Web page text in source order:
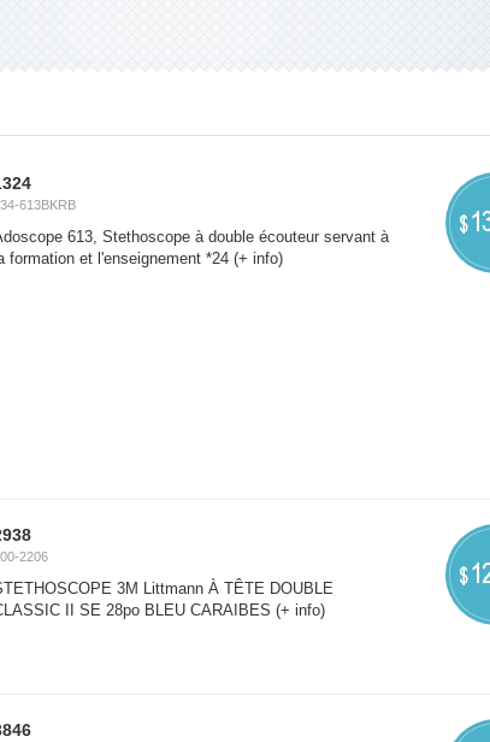
613BKRB
$
613, Stethoscope à double écouteur servant à
formation et l'enseignement *24 (+ info)
2206
$
3M Littmann À TÊTE DOUBLE
II SE 28po BLEU CARAIBES (+ info)